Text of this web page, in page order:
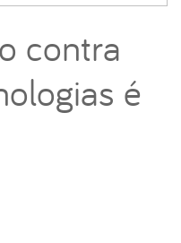
contra
é